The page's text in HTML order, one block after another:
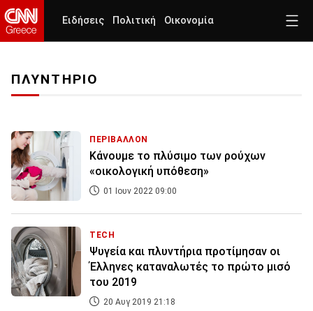
Ειδήσεις Πολιτική Οικονομία
ΠΛΥΝΤΗΡΙΟ
ΠΕΡΙΒΑΛΛΟΝ
Κάνουμε το πλύσιμο των ρούχων
«οικολογική υπόθεση»
01 Ιουν 2022 09:00
TECH
Ψυγεία και πλυντήρια προτίμησαν οι
Έλληνες καταναλωτές το πρώτο μισό
του 2019
20 Αυγ 2019 21:18